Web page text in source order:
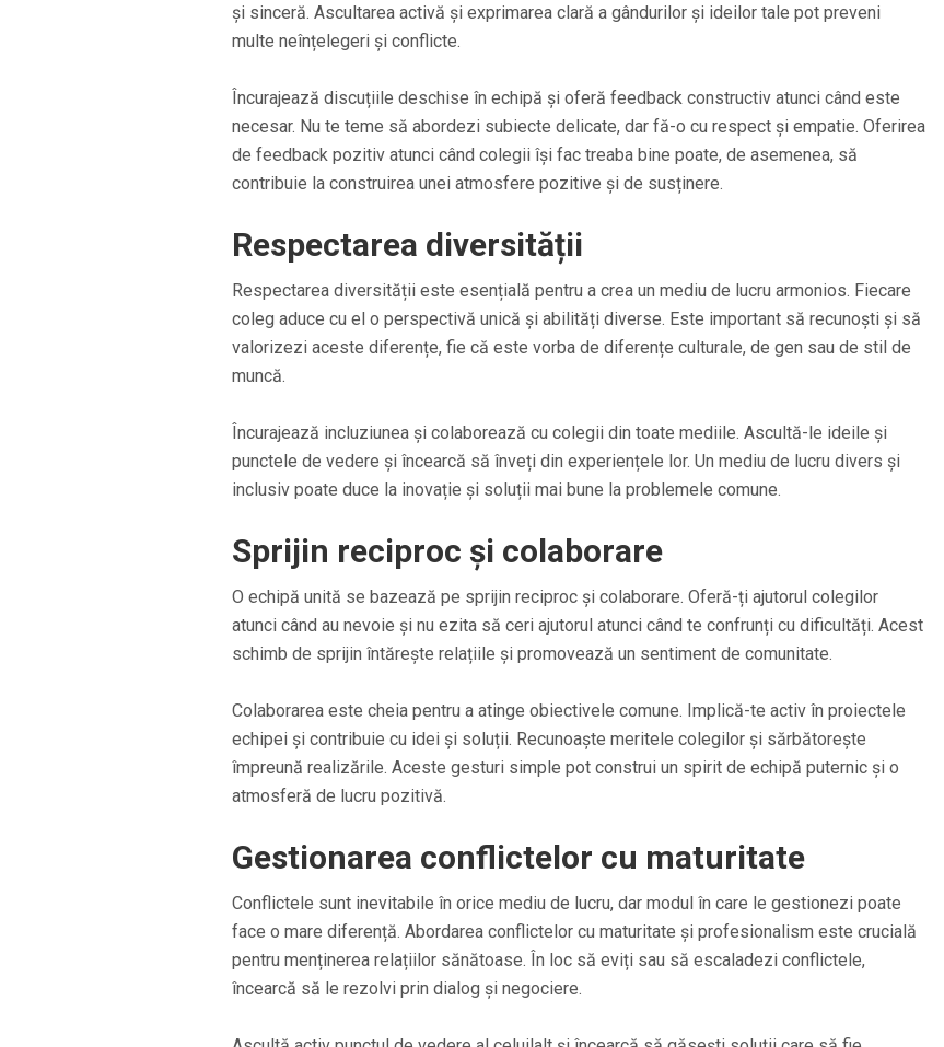
și sinceră. Ascultarea activă și exprimarea clară a gândurilor și ideilor tale pot preveni
multe neînțelegeri și conflicte.
Încurajează discuțiile deschise în echipă și oferă feedback constructiv atunci când este
necesar. Nu te teme să abordezi subiecte delicate, dar fă-o cu respect și empatie. Oferirea
de feedback pozitiv atunci când colegii își fac treaba bine poate, de asemenea, să
contribuie la construirea unei atmosfere pozitive și de susținere.
Respectarea diversității
Respectarea diversității este esențială pentru a crea un mediu de lucru armonios. Fiecare
coleg aduce cu el o perspectivă unică și abilități diverse. Este important să recunoști și să
valorizezi aceste diferențe, fie că este vorba de diferențe culturale, de gen sau de stil de
muncă.
Încurajează incluziunea și colaborează cu colegii din toate mediile. Ascultă-le ideile și
punctele de vedere și încearcă să înveți din experiențele lor. Un mediu de lucru divers și
inclusiv poate duce la inovație și soluții mai bune la problemele comune.
Sprijin reciproc și colaborare
O echipă unită se bazează pe sprijin reciproc și colaborare. Oferă-ți ajutorul colegilor
atunci când au nevoie și nu ezita să ceri ajutorul atunci când te confrunți cu dificultăți. Acest
schimb de sprijin întărește relațiile și promovează un sentiment de comunitate.
Colaborarea este cheia pentru a atinge obiectivele comune. Implică-te activ în proiectele
echipei și contribuie cu idei și soluții. Recunoaște meritele colegilor și sărbătorește
împreună realizările. Aceste gesturi simple pot construi un spirit de echipă puternic și o
atmosferă de lucru pozitivă.
Gestionarea conflictelor cu maturitate
Conflictele sunt inevitabile în orice mediu de lucru, dar modul în care le gestionezi poate
face o mare diferență. Abordarea conflictelor cu maturitate și profesionalism este crucială
pentru menținerea relațiilor sănătoase. În loc să eviți sau să escaladezi conflictele,
încearcă să le rezolvi prin dialog și negociere.